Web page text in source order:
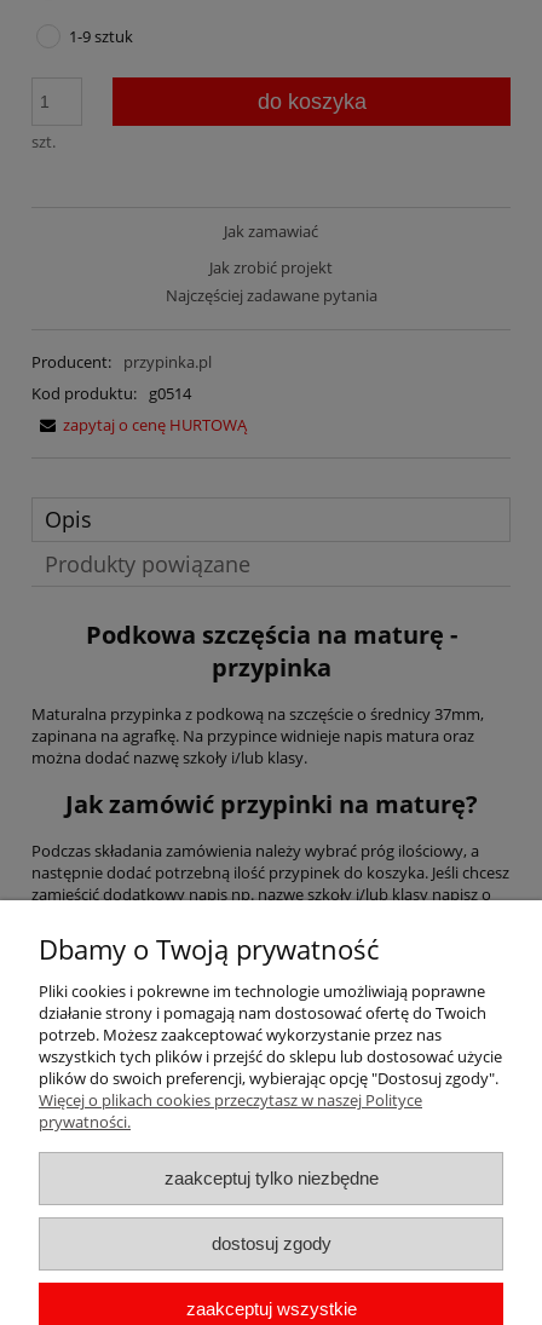
1-9 sztuk
szt.
do koszyka
Jak zamawiać
Jak zrobić projekt
Najczęściej zadawane pytania
Producent:
przypinka.pl
Kod produktu:
g0514
zapytaj o cenę HURTOWĄ
Opis
Produkty powiązane
Podkowa szczęścia na maturę -
przypinka
Maturalna przypinka z podkową na szczęście o średnicy 37mm,
zapinana na agrafkę. Na przypince widnieje napis matura oraz
można dodać nazwę szkoły i/lub klasy.
Jak zamówić przypinki na maturę?
Podczas składania zamówienia należy wybrać próg ilościowy, a
następnie dodać potrzebną ilość przypinek do koszyka. Jeśli chcesz
zamieścić dodatkowy napis np. nazwę szkoły i/lub klasy napisz o
ilość przypinek wpadnie do koszyka, tym cena jest niższa :)
Jaki jest czas realizacji zamówienia?
Przypinki produkujemy w ciągu kilku dni roboczych, należy
pamiętać o tym aby potwierdzić wysłaną przez nas wizualizację.
Pomoc
Moje konto
Płatności i dostawa
Informacje
Dbamy o Twoją prywatność
Pliki cookies i pokrewne im technologie umożliwiają poprawne
działanie strony i pomagają nam dostosować ofertę do Twoich
potrzeb. Możesz zaakceptować wykorzystanie przez nas
wszystkich tych plików i przejść do sklepu lub dostosować użycie
plików do swoich preferencji, wybierając opcję "Dostosuj zgody".
Więcej o plikach cookies przeczytasz w naszej Polityce
prywatności.
zaakceptuj tylko niezbędne
dostosuj zgody
zaakceptuj wszystkie